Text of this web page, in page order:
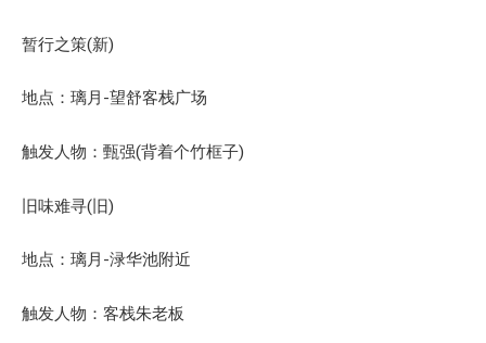
暂行之策(新)
地点：璃月-望舒客栈广场
触发人物：甄强(背着个竹框子)
旧味难寻(旧)
地点：璃月-渌华池附近
触发人物：客栈朱老板